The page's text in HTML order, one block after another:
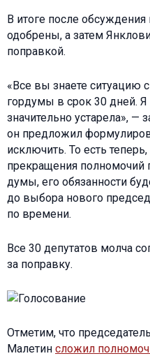
В итоге после
одобрены, а затем
поправкой.
«Все вы знаете ситуацию
гордумы в срок 30 дней. Я
значительно устарела», —
он предложил
исключить. То есть
прекращения полномочий
думы, его обязанности
до выбора нового
по времени.
Все 30 депутатов молча
за поправку.
Отметим, что
Малетин сложил